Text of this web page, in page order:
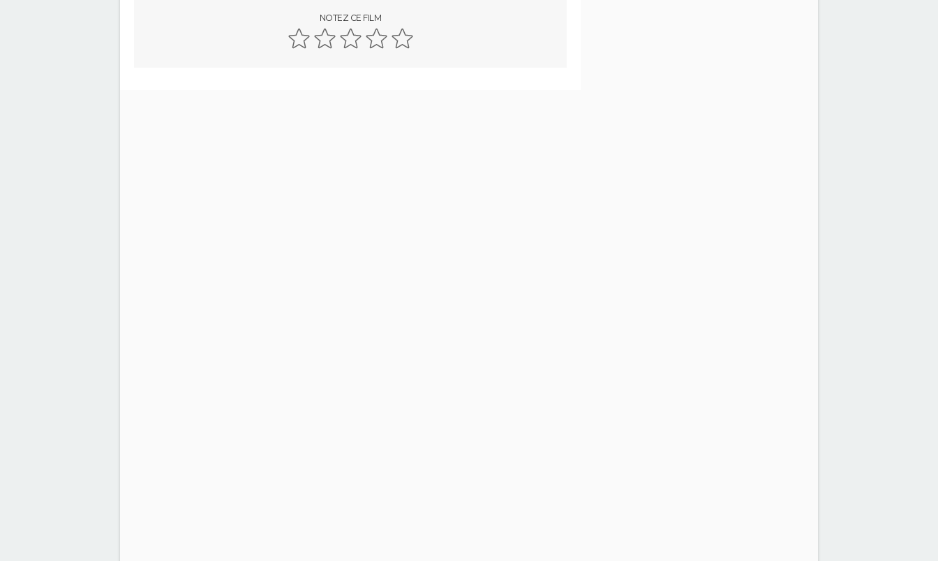
Spider-Man Brand New Day : Tom
Holland retrouve des visages
familiers de Marvel dans la bande-
Legend of Zelda, le film : qui sont Bo
Bragason et Benjamin Evan
Ainsworth, les acteurs principaux ?
NOTEZ CE FILM